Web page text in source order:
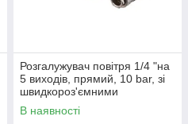
Розгалужувач повітря 1/4 "на
5 виходів, прямий, 10 bar, зі
швидкороз'ємними
з'єднаннями INTERTOOL PT-
1857
В наявності